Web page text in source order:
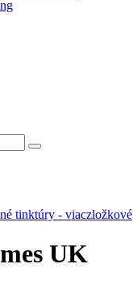
tinktúry - viaczložkové
UK